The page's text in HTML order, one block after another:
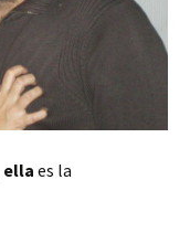
ella es la